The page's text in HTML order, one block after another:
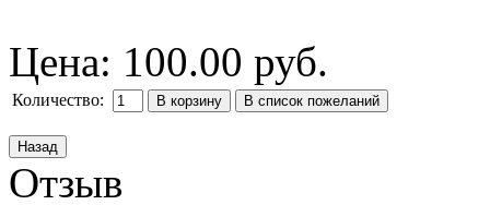
Цена: 100.00 руб.
Количество:
Отзыв